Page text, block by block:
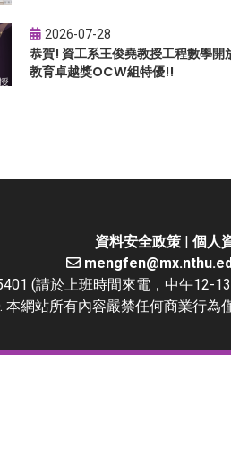
2026-07-28
恭賀! 資工系王俊堯教授工程數學
教育卓越獎OCW組特優!!
資料安全政策 | 個人
(請於上班時間來電，中午12-
本網站所有內容嚴禁任何商業行為